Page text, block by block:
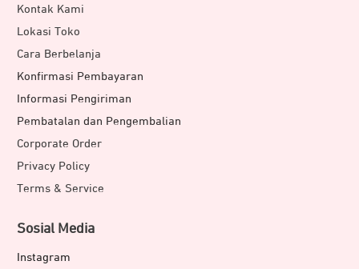
Kontak Kami
Lokasi Toko
Cara Berbelanja
Konfirmasi Pembayaran
Informasi Pengiriman
Pembatalan dan Pengembalian
Corporate Order
Privacy Policy
Terms & Service
Sosial Media
Instagram